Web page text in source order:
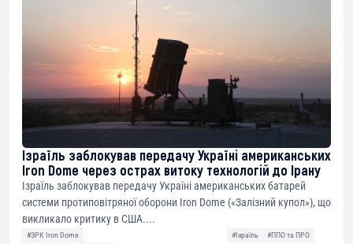
Ізраїль заблокував передачу Україні американських
Iron Dome через острах витоку технологій до Ірану
Ізраїль заблокував передачу Україні американських батарей
системи протиповітряної оборони Iron Dome («Залізний купол»), що
викликало критику в США....
#ЗРК Iron Dome #Ізраїль
#ППО та ПРО